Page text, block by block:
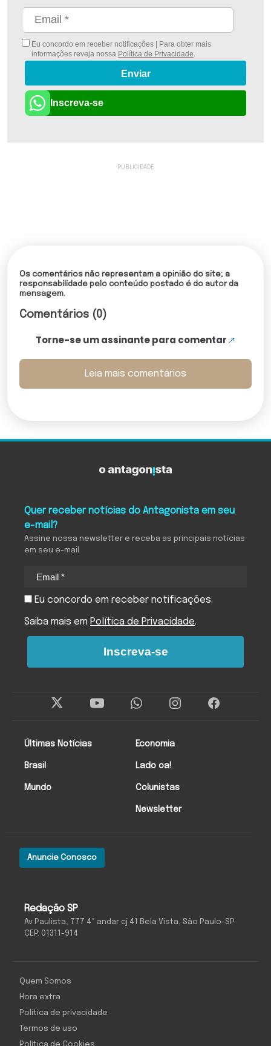
Eu concordo em receber notificações | Para obter mais
informações reveja nossa Política de Privacidade.
Enviar
Inscreva-se
Os comentários não representam a opinião do site; a
responsabilidade pelo conteúdo postado é do autor da
mensagem.
Comentários (0)
Torne-se um assinante para comentar
Leia mais comentários
Redação SP
Av Paulista, 777 4º andar cj 41 Bela Vista, São Paulo-SP
CEP: 01311-914
Anuncie Conosco
Últimas Notícias
Brasil
Mundo
Economia
Lado oa!
Colunistas
Newsletter
Quer receber notícias do Antagonista em seu
e-mail?
Assine nossa newsletter e receba as principais notícias
em seu e-mail
Eu concordo em receber notificações.
Saiba mais em Política de Privacidade.
Inscreva-se
Quem Somos
Hora extra
Política de privacidade
Termos de uso
Política de Cookies